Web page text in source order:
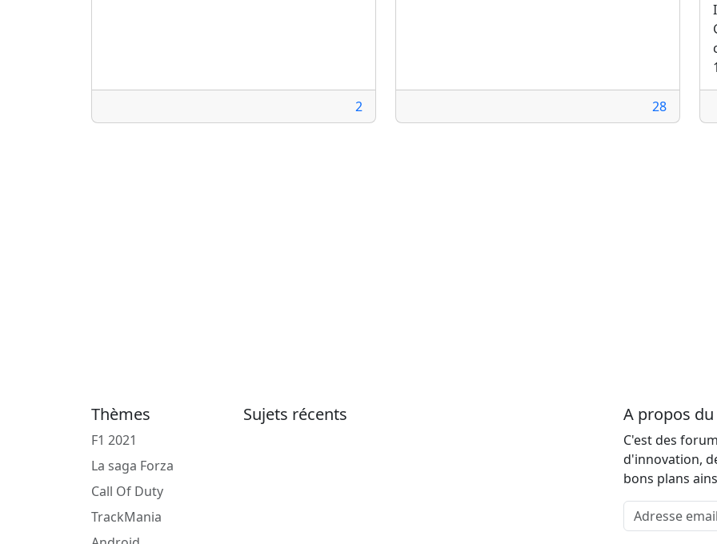
2 28
Thèmes
F1 2021
La saga Forza
Call Of Duty
TrackMania
Sujets récents A propos
C'est des
d'innovation,
bons plans
Adresse email